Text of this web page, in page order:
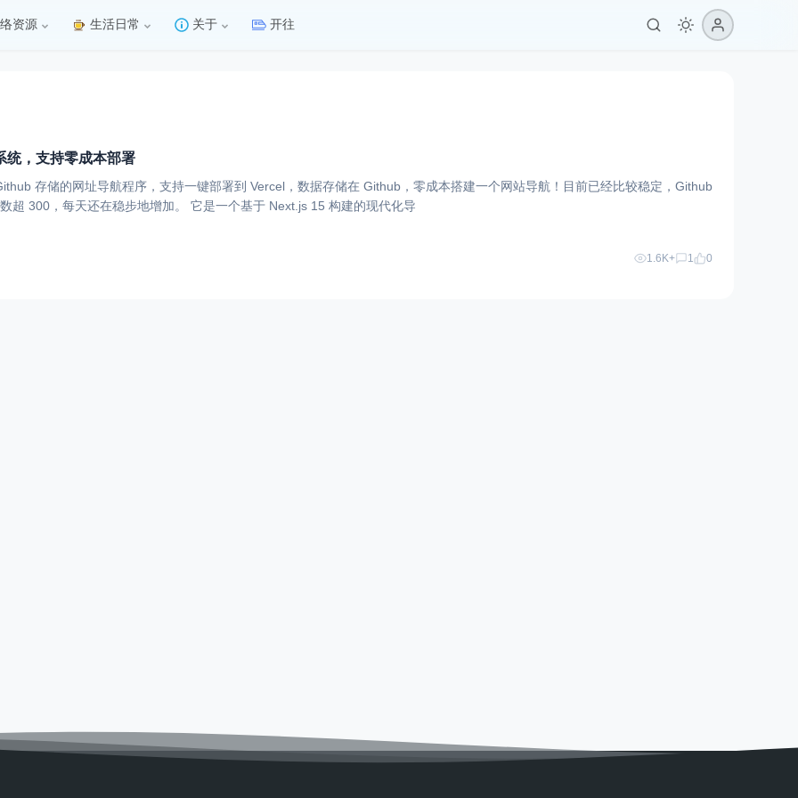
资源 生活日常 关于 开往
统，支持零成本部署
存储的网址导航程序，支持一键部署到 Vercel，数据存储在 Github，零成本搭建一个网站导航！目前已经比较稳定，Github
超 300，每天还在稳步地增加。 它是一个基于 Next.js 15 构建的现代化导
1.6K+ 1 0